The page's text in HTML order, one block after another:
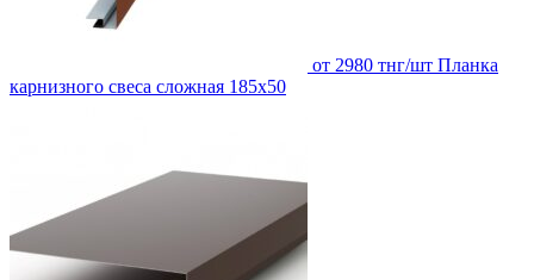
от 2980 тнг/шт Планка
карнизного свеса сложная 185х50